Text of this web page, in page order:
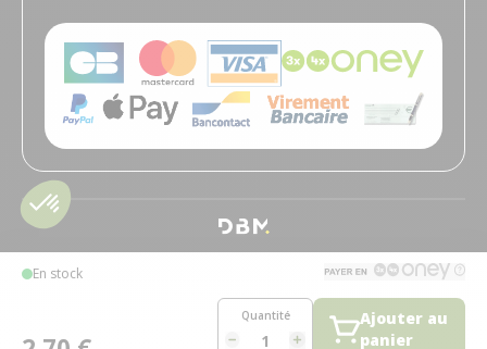
En stock
Quantité
Ajouter au
panier